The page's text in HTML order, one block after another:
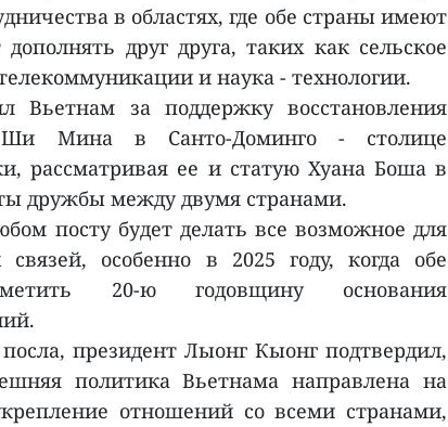
в областях, где обе страны имеют
друг друга, таких как сельское
и наука - технологии.
Вьетнам за поддержку восстановления
Ши Мина в Санто-Доминго - столице
рассматривая ее и статую Хуана Боша в
дружбы между двумя странами.
посту будет делать все возможное для
связей, особенно в 2025 году, когда обе
20-ю годовщину основания
президент Лыонг Кыонг подтвердил,
политика Вьетнама направлена на
отношений со всеми странами,